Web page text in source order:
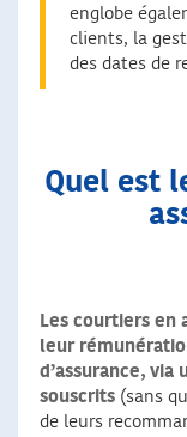
englobe
clients, la
des dates de
Quel est
Les courtiers en
leur
d’assurance,
souscrits (sans
de leurs